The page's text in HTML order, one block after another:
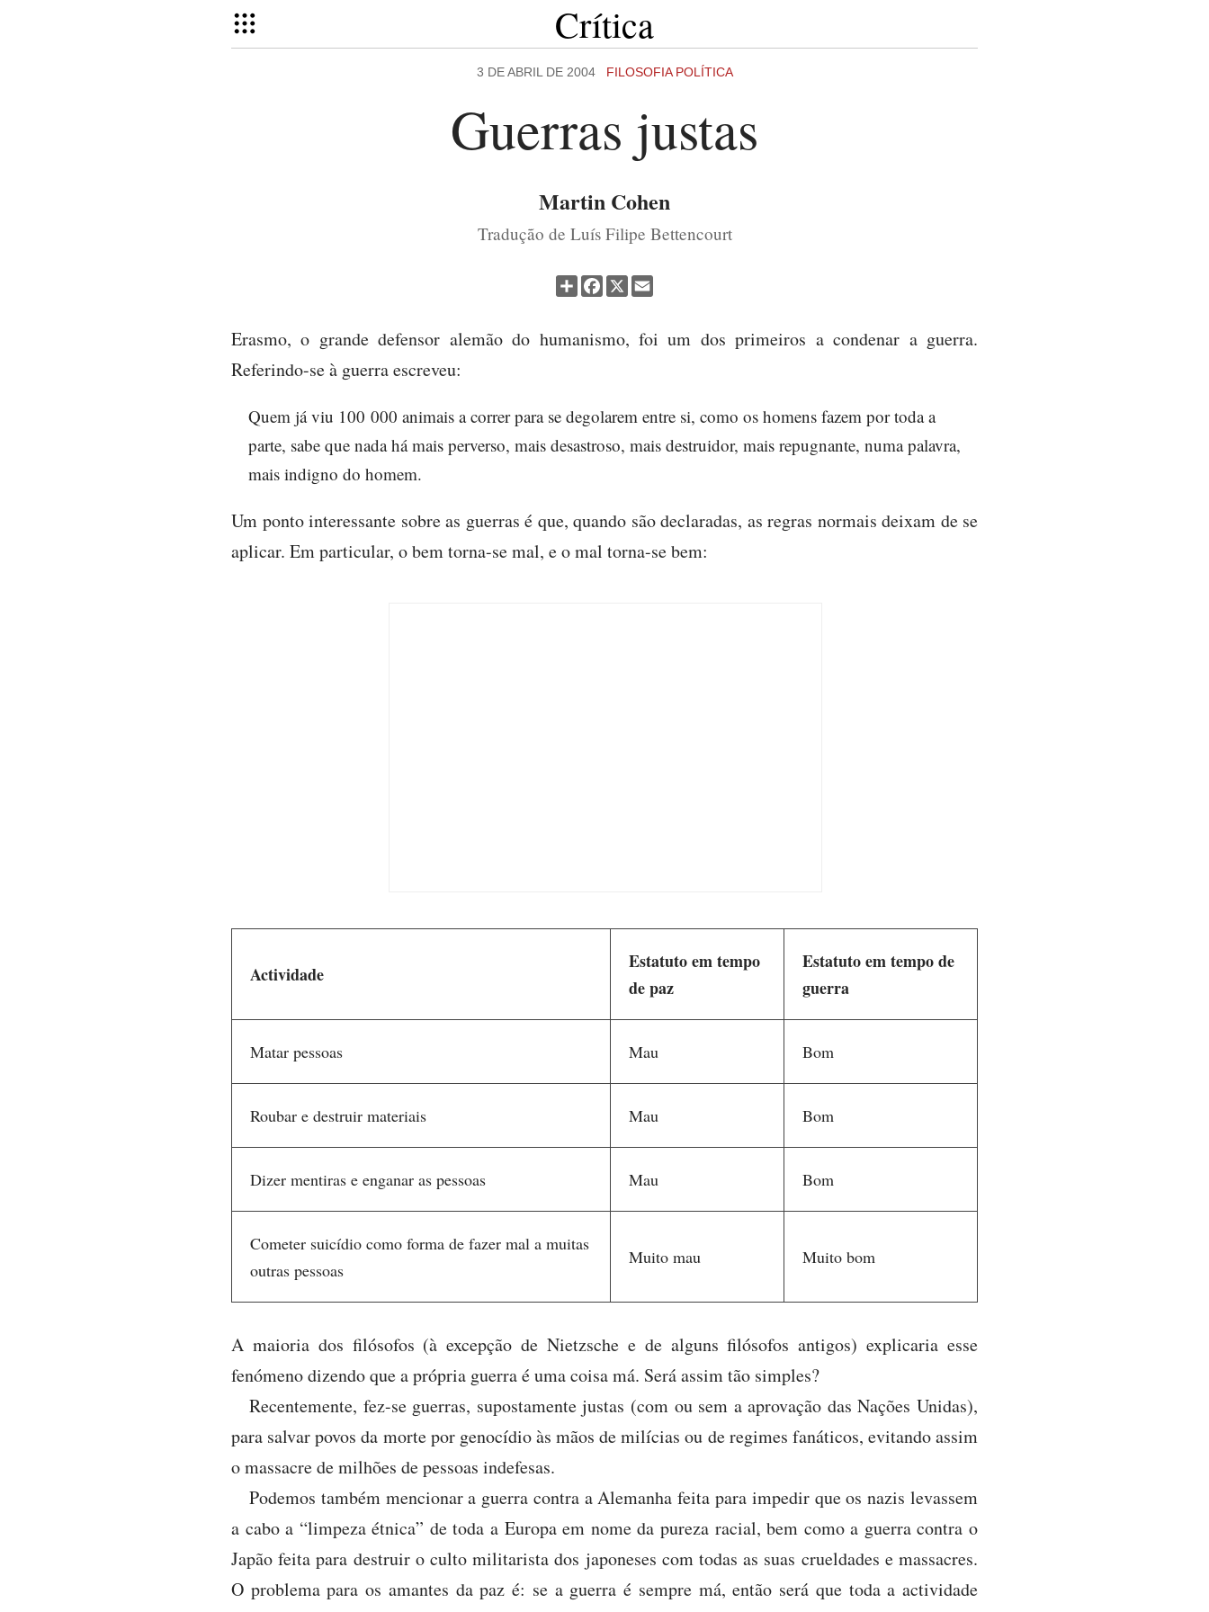
Crítica
3 DE ABRIL DE 2004 FILOSOFIA POLÍTICA
Guerras justas
Martin Cohen
Tradução de Luís Filipe Bettencourt
Partilhar
Facebook
X
Erasmo, o grande defensor alemão do humanismo, foi um dos primeiros a condenar a guerra.
Referindo-se à guerra escreveu:
Quem já viu 100 000 animais a correr para se degolarem entre si, como os homens fazem por toda a
parte, sabe que nada há mais perverso, mais desastroso, mais destruidor, mais repugnante, numa palavra,
mais indigno do homem.
Um ponto interessante sobre as guerras é que, quando são declaradas, as regras normais deixam de se
aplicar. Em particular, o bem torna-se mal, e o mal torna-se bem:
Actividade
Estatuto em tempo
de paz
Estatuto em tempo de
guerra
Matar pessoas Mau Bom
Roubar e destruir materiais Mau Bom
Dizer mentiras e enganar as pessoas Mau Bom
Cometer suicídio como forma de fazer mal a muitas
outras pessoas
Muito mau Muito bom
A maioria dos filósofos (à excepção de Nietzsche e de alguns filósofos antigos) explicaria esse
fenómeno dizendo que a própria guerra é uma coisa má. Será assim tão simples?
Recentemente, fez-se guerras, supostamente justas (com ou sem a aprovação das Nações Unidas),
para salvar povos da morte por genocídio às mãos de milícias ou de regimes fanáticos, evitando assim
o massacre de milhões de pessoas indefesas.
Podemos também mencionar a guerra contra a Alemanha feita para impedir que os nazis levassem
a cabo a “limpeza étnica” de toda a Europa em nome da pureza racial, bem como a guerra contra o
Japão feita para destruir o culto militarista dos japoneses com todas as suas crueldades e massacres.
O problema para os amantes da paz é: se a guerra é sempre má, então será que toda a actividade